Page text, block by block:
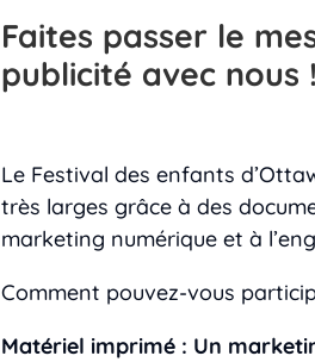
Faites passer le
publicité avec nous !
Le Festival des enfants
très larges grâce à des
marketing numérique et à
Comment pouvez-vous
Matériel imprimé : Un